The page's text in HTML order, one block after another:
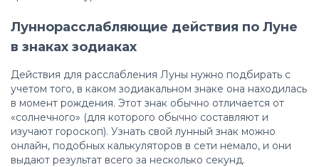
Луннорасслабляющие действия по Луне
в знаках зодиаках
Действия для расслабления Луны нужно подбирать с
учетом того, в каком зодиакальном знаке она находилась
в момент рождения. Этот знак обычно отличается от
«солнечного» (для которого обычно составляют и
изучают гороскоп). Узнать свой лунный знак можно
онлайн, подобных калькуляторов в сети немало, и они
выдают результат всего за несколько секунд.